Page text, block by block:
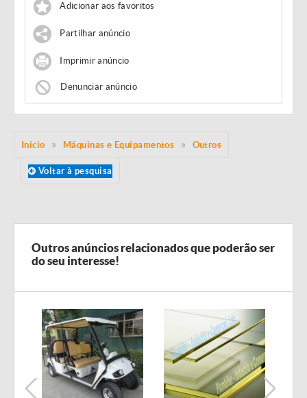
Adicionar aos favoritos
Partilhar anúncio
Imprimir anúncio
Denunciar anúncio
Início Máquinas e Equipamentos Outros
Voltar à pesquisa
Outros anúncios relacionados que poderão ser
do seu interesse!